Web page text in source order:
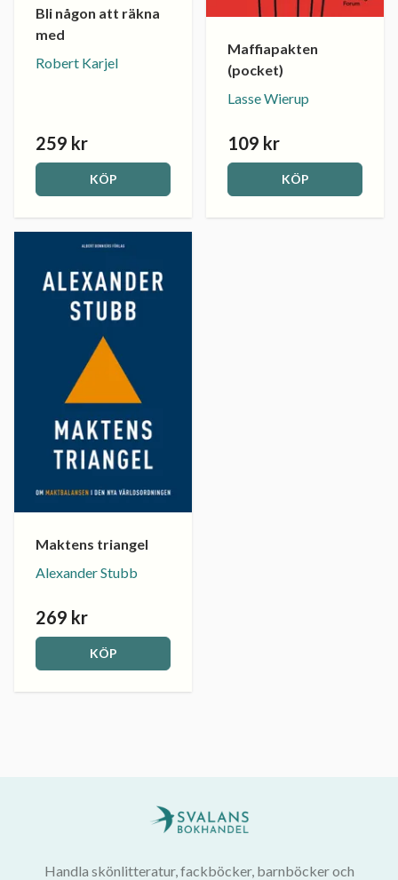
Bli någon att räkna
med
Robert Karjel
259 kr
KÖP
Maffiapakten
(pocket)
Lasse Wierup
109 kr
KÖP
Maktens triangel
Alexander Stubb
269 kr
KÖP
Handla skönlitteratur, fackböcker, barnböcker och